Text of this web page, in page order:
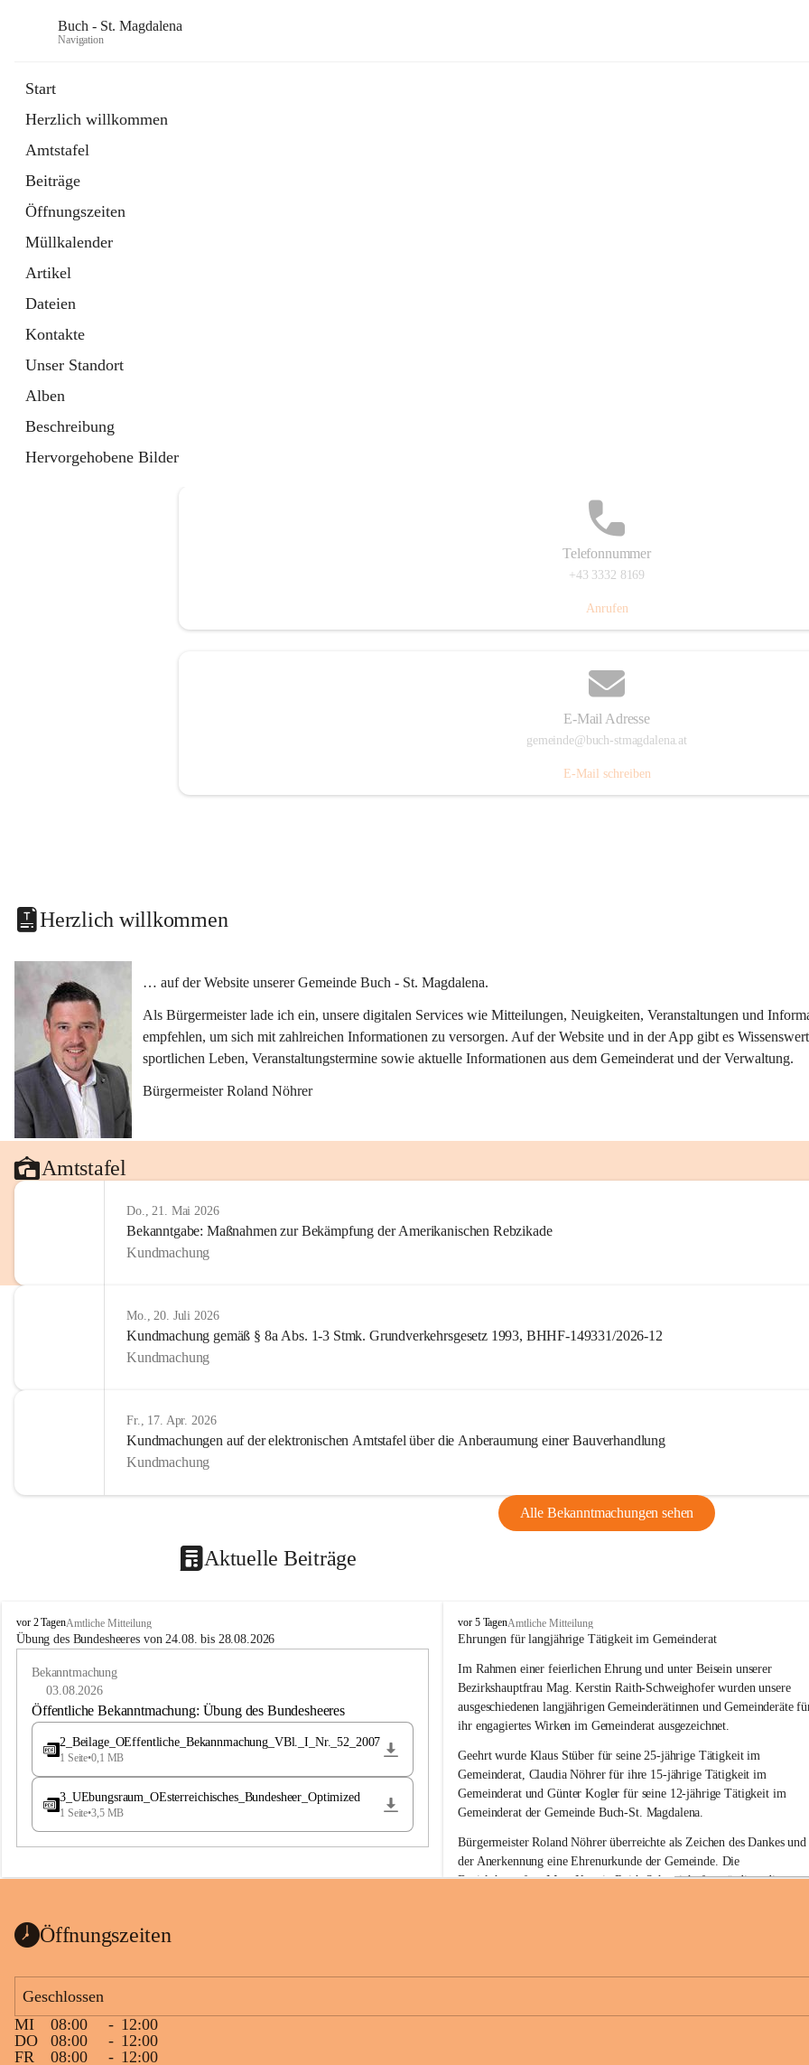
Buch - St. Magdalena
Navigation
Start
Herzlich willkommen
Amtstafel
Beiträge
Öffnungszeiten
Müllkalender
Artikel
Dateien
Kontakte
Unser Standort
Alben
Beschreibung
Hervorgehobene Bilder
Telefonnummer
+43 3332 8169
Anrufen
E-Mail Adresse
gemeinde@buch-stmagdalena.at
E-Mail schreiben
Herzlich willkommen
… auf der Website unserer Gemeinde Buch - St. Magdalena.
Als Bürgermeister lade ich ein, unsere digitalen Services wie Mitteilungen, Neuigkeiten, Veranstaltungen und
empfehlen, um sich mit zahlreichen Informationen zu versorgen. Auf der Website und in der App gibt es
sportlichen Leben, Veranstaltungstermine sowie aktuelle Informationen aus dem Gemeinderat und der Verwaltung.
Bürgermeister Roland Nöhrer
Amtstafel
Do., 21. Mai 2026
Bekanntgabe: Maßnahmen zur Bekämpfung der Amerikanischen Rebzikade
Kundmachung
Mo., 20. Juli 2026
Kundmachung gemäß § 8a Abs. 1-3 Stmk. Grundverkehrsgesetz 1993, BHHF-149331/2026-12
Kundmachung
Fr., 17. Apr. 2026
Kundmachungen auf der elektronischen Amtstafel über die Anberaumung einer Bauverhandlung
Kundmachung
Alle Bekanntmachungen sehen
Aktuelle Beiträge
B
u
e
a
vor 2 TagenAmtliche Mitteilung
Übung des Bundesheeres von 24.08. bis 28.08.2026
Bekanntmachung
03.08.2026
Öffentliche Bekanntmachung: Übung des Bundesheeres
2_Beilage_OEffentliche_Bekannmachung_VBl._I_Nr._52_2007
1 Seite•0,1 MB
3_UEbungsraum_OEsterreichisches_Bundesheer_Optimized
1 Seite•3,5 MB
B
u
h
-
S
t
M
a
g
d
a
l
e
n
a
vor 5 TagenAmtliche Mitteilung
Ehrungen für langjährige Tätigkeit im Gemeinderat
Im Rahmen einer feierlichen Ehrung und unter Beisein unserer
Bezirkshauptfrau Mag. Kerstin Raith-Schweighofer wurden unsere
ausgeschiedenen langjährigen Gemeinderätinnen und Gemeinderäte
ihr engagiertes Wirken im Gemeinderat ausgezeichnet.
Geehrt wurde Klaus Stüber für seine 25-jährige Tätigkeit im
Gemeinderat, Claudia Nöhrer für ihre 15-jährige Tätigkeit im
Gemeinderat und Günter Kogler für seine 12-jährige Tätigkeit im
Gemeinderat der Gemeinde Buch-St. Magdalena.
Bürgermeister Roland Nöhrer überreichte als Zeichen des Dankes und
der Anerkennung eine Ehrenurkunde der Gemeinde. Die
Bezirkshauptfrau Mag. Kerstin Raith-Schweighofer würdigte die
+6
Öffnungszeiten
Geschlossen
MI
08:00 - 12:00
DO
08:00 - 12:00
FR
08:00 - 12:00